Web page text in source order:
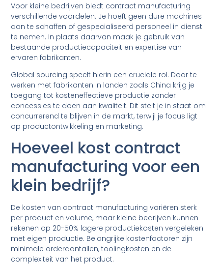
Voor kleine bedrijven biedt contract manufacturing
verschillende voordelen. Je hoeft geen dure machines
aan te schaffen of gespecialiseerd personeel in dienst
te nemen. In plaats daarvan maak je gebruik van
bestaande productiecapaciteit en expertise van
ervaren fabrikanten.
Global sourcing speelt hierin een cruciale rol. Door te
werken met fabrikanten in landen zoals China krijg je
toegang tot kosteneffectieve productie zonder
concessies te doen aan kwaliteit. Dit stelt je in staat om
concurrerend te blijven in de markt, terwijl je focus ligt
op productontwikkeling en marketing.
Hoeveel kost contract
manufacturing voor een
klein bedrijf?
De kosten van contract manufacturing variëren sterk
per product en volume, maar kleine bedrijven kunnen
rekenen op 20-50% lagere productiekosten vergeleken
met eigen productie. Belangrijke kostenfactoren zijn
minimale orderaantallen, toolingkosten en de
complexiteit van het product.